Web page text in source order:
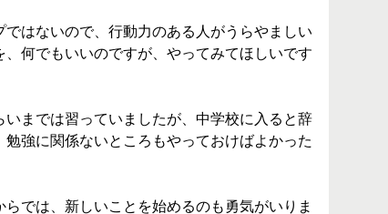
はないので、行動力のある人がうらやましい
何でもいいのですが、やってみてほしいです
までは習っていましたが、中学校に入ると辞
強に関係ないところもやっておけばよかった
では、新しいことを始めるのも勇気がいりま